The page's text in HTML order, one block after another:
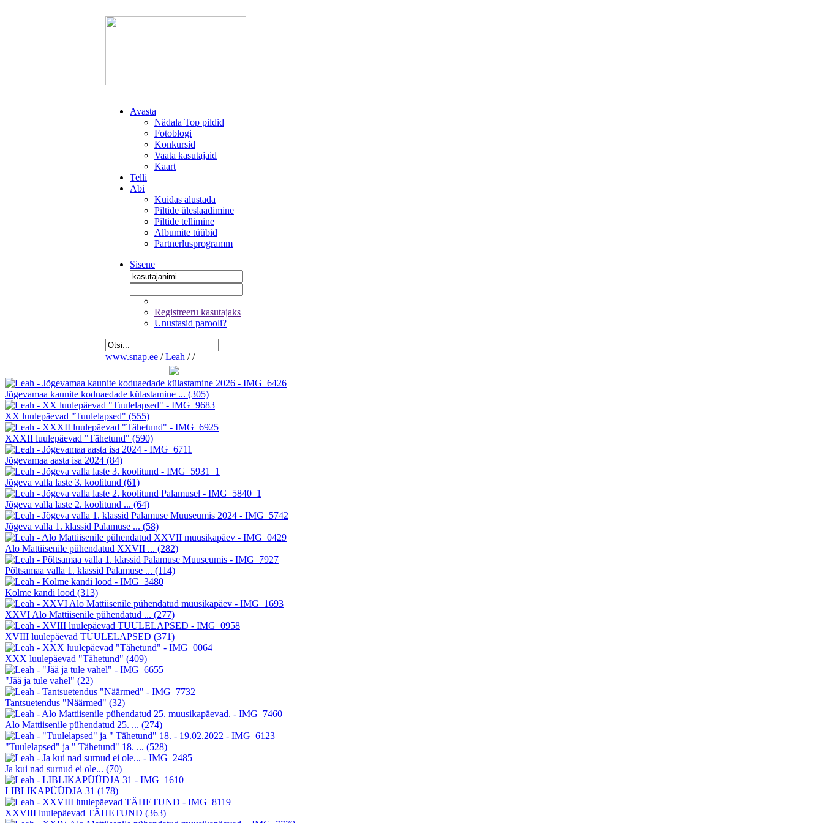
Avasta
Nädala Top pildid
Fotoblogi
Konkursid
Vaata kasutajaid
Kaart
Telli
Abi
Kuidas alustada
Piltide üleslaadimine
Piltide tellimine
Albumite tüübid
Partnerlusprogramm
Sisene
Registreeru kasutajaks
Unustasid parooli?
www.snap.ee / Leah / /
Jõgevamaa kaunite koduaedade külastamine ... (305)
XX luulepäevad "Tuulelapsed" (555)
XXXII luulepäevad "Tähetund" (590)
Jõgevamaa aasta isa 2024 (84)
Jõgeva valla laste 3. koolitund (61)
Jõgeva valla laste 2. koolitund ... (64)
Jõgeva valla 1. klassid Palamuse ... (58)
Alo Mattiisenile pühendatud XXVII ... (282)
Põltsamaa valla 1. klassid Palamuse ... (114)
Kolme kandi lood (313)
XXVI Alo Mattiisenile pühendatud ... (277)
XVIII luulepäevad TUULELAPSED (371)
XXX luulepäevad "Tähetund" (409)
"Jää ja tule vahel" (22)
Tantsuetendus "Näärmed" (32)
Alo Mattiisenile pühendatud 25. ... (274)
"Tuulelapsed" ja " Tähetund" 18. ... (528)
Ja kui nad surnud ei ole... (70)
LIBLIKAPÜÜDJA 31 (178)
XXVIII luulepäevad TÄHETUND (363)